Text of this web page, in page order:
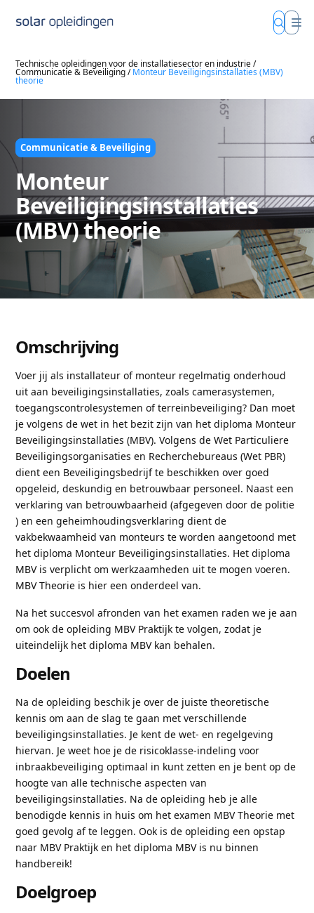
Technische opleidingen voor de installatiesector en industrie/
Communicatie & Beveiliging/Monteur Beveiligingsinstallaties (MBV)
theorie
Communicatie & Beveiliging
Monteur
Beveiligingsinstallaties
(MBV) theorie
Omschrijving
Voer jij als installateur of monteur regelmatig onderhoud
uit aan beveiligingsinstallaties, zoals camerasystemen,
toegangscontrolesystemen of terreinbeveiliging? Dan moet
je volgens de wet in het bezit zijn van het diploma Monteur
Beveiligingsinstallaties (MBV). Volgens de Wet Particuliere
Beveiligingsorganisaties en Recherchebureaus (Wet PBR)
dient een Beveiligingsbedrijf te beschikken over goed
opgeleid, deskundig en betrouwbaar personeel. Naast een
verklaring van betrouwbaarheid (afgegeven door de politie
) en een geheimhoudingsverklaring dient de
vakbekwaamheid van monteurs te worden aangetoond met
het diploma Monteur Beveiligingsinstallaties. Het diploma
MBV is verplicht om werkzaamheden uit te mogen voeren.
MBV Theorie is hier een onderdeel van.
Na het succesvol afronden van het examen raden we je aan
om ook de opleiding MBV Praktijk te volgen, zodat je
uiteindelijk het diploma MBV kan behalen.
Doelen
Na de opleiding beschik je over de juiste theoretische
kennis om aan de slag te gaan met verschillende
beveiligingsinstallaties. Je kent de wet- en regelgeving
hiervan. Je weet hoe je de risicoklasse-indeling voor
inbraakbeveiliging optimaal in kunt zetten en je bent op de
hoogte van alle technische aspecten van
beveiligingsinstallaties. Na de opleiding heb je alle
benodigde kennis in huis om het examen MBV Theorie met
goed gevolg af te leggen. Ook is de opleiding een opstap
naar MBV Praktijk en het diploma MBV is nu binnen
handbereik!
Doelgroep